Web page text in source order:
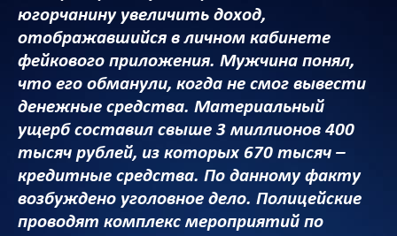
югорчанину увеличить доход,
отображавшийся в личном кабинете
фейкового приложения. Мужчина понял,
что его обманули, когда не смог вывести
денежные средства. Материальный
ущерб составил свыше 3 миллионов 400
тысяч рублей, из которых 670 тысяч –
кредитные средства. По данному факту
возбуждено уголовное дело. Полицейские
проводят комплекс мероприятий по